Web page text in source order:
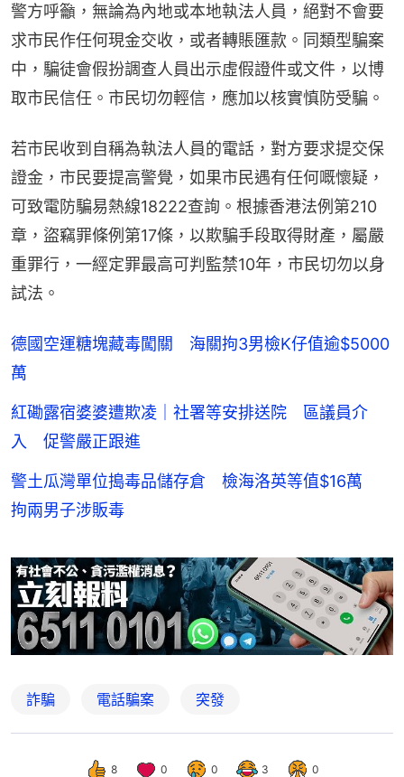
警方呼籲，無論為內地或本地執法人員，絕對不會要
求市民作任何現金交收，或者轉賬匯款。同類型騙案
中，騙徒會假扮調查人員出示虛假證件或文件，以博
取市民信任。市民切勿輕信，應加以核實慎防受騙。
若市民收到自稱為執法人員的電話，對方要求提交保
證金，市民要提高警覺，如果市民遇有任何嘅懷疑，
可致電防騙易熱線18222查詢。根據香港法例第210
章，盜竊罪條例第17條，以欺騙手段取得財產，屬嚴
重罪行，一經定罪最高可判監禁10年，市民切勿以身
試法。
德國空運糖塊藏毒闖關 海關拘3男檢K仔值逾$5000
萬
紅磡露宿婆婆遭欺凌｜社署等安排送院 區議員介
入 促警嚴正跟進
警土瓜灣單位搗毒品儲存倉 檢海洛英等值$16萬
拘兩男子涉販毒
詐騙 電話騙案 突發
8 0 0 3 0